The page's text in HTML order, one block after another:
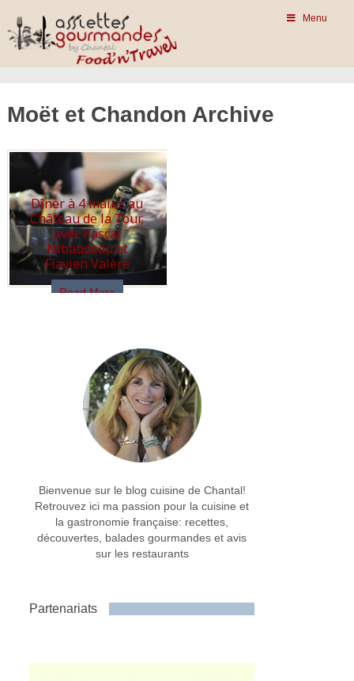
Menu
Moët et Chandon Archive
Dîner à 4 mains au
Château de la Tour,
avec Pascal
Nibaudeau et
Flavien Valère
Read More
Bienvenue sur le blog cuisine de Chantal!
Retrouvez ici ma passion pour la cuisine et
la gastronomie française: recettes,
découvertes, balades gourmandes et avis
sur les restaurants
Partenariats